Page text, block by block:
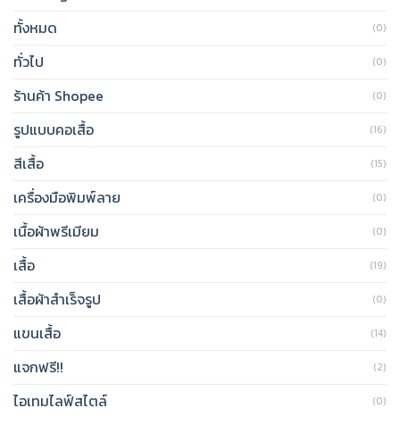
ทั้งหมด (0)
ทั่วไป (0)
ร้านค้า Shopee (0)
รูปแบบคอเสื้อ (16)
สีเสื้อ (15)
เครื่องมือพิมพ์ลาย (0)
เนื้อผ้าพรีเมียม (0)
เสื้อ (19)
เสื้อผ้าสำเร็จรูป (0)
แขนเสื้อ (14)
แจกฟรี!! (2)
ไอเทมไลฟ์สไตล์ (0)